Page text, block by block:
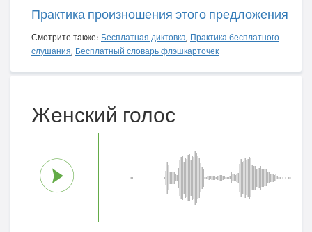
Практика произношения этого предложения
Смотрите также: Бесплатная диктовка, Практика бесплатного
слушания, Бесплатный словарь флэшкарточек
Женский голос